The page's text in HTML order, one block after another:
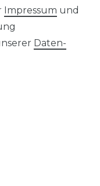
Impressum und
Daten­